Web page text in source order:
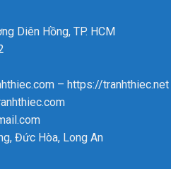
Diên Hồng, TP. HCM
– https://tranhthiec.net
Đức Hòa, Long An